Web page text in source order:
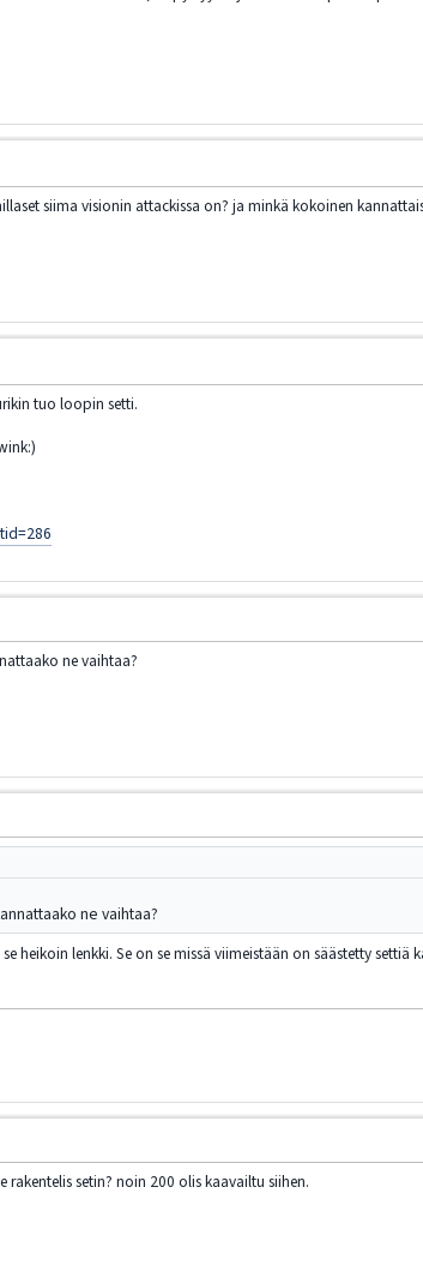
siima visionin attackissa on? ja minkä kokoinen
tuo loopin setti.
ne vaihtaa?
ne vaihtaa?
heikoin lenkki. Se on se missä viimeistään on säästetty settiä
setin? noin 200 olis kaavailtu siihen.